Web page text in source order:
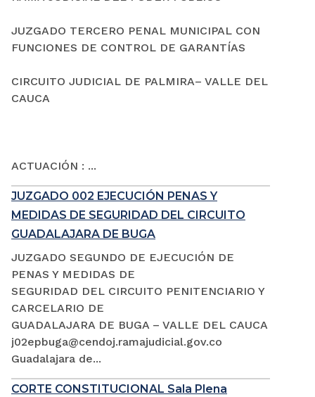
JUZGADO TERCERO PENAL MUNICIPAL CON
FUNCIONES DE CONTROL DE GARANTÍAS
CIRCUITO JUDICIAL DE PALMIRA– VALLE DEL
CAUCA
ACTUACIÓN : ...
JUZGADO 002 EJECUCIÓN PENAS Y
MEDIDAS DE SEGURIDAD DEL CIRCUITO
GUADALAJARA DE BUGA
JUZGADO SEGUNDO DE EJECUCIÓN DE
PENAS Y MEDIDAS DE
SEGURIDAD DEL CIRCUITO PENITENCIARIO Y
CARCELARIO DE
GUADALAJARA DE BUGA – VALLE DEL CAUCA
j02epbuga@cendoj.ramajudicial.gov.co
Guadalajara de...
CORTE CONSTITUCIONAL Sala Plena